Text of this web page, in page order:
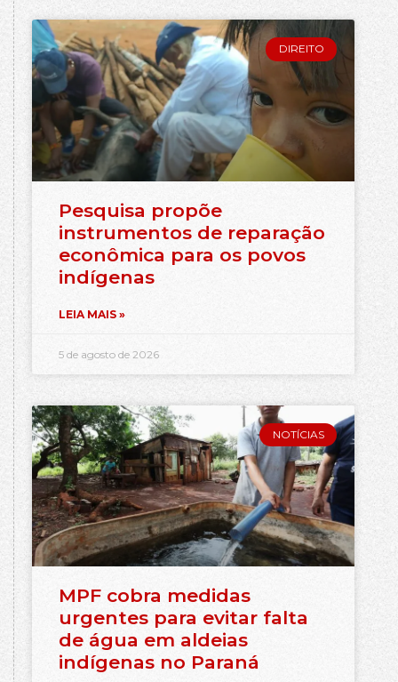
DIREITO
Pesquisa propõe
instrumentos de reparação
econômica para os povos
indígenas
LEIA MAIS »
5 de agosto de 2026
NOTÍCIAS
MPF cobra medidas
urgentes para evitar falta
de água em aldeias
indígenas no Paraná